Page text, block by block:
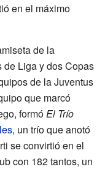
en el máximo
de la
de Liga y dos Copas
de la Juventus
que marcó
formóEl Trío
, un trío que anotó
se convirtió en el
con 182 tantos, un